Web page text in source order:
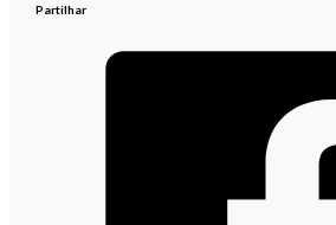
Partilhar